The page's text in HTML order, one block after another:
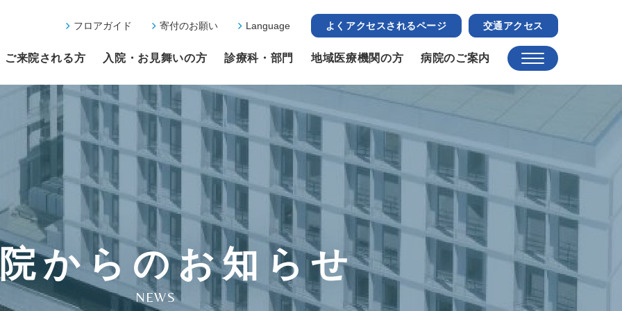
フロアガイド 寄付のお願い Language よくアクセスされるページ 交通アクセス
ご来院される方 入院・お見舞いの方 診療科・部門 地域医療機関の方 病院のご案内
からのお知らせ
NEWS